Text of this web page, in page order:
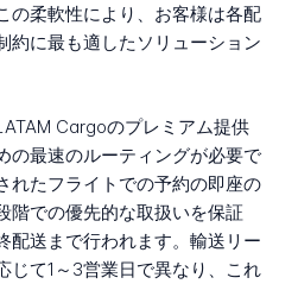
の柔軟性により、お客様は各配
約に最も適したソリューション
Cargoのプレミアム提供
の最速のルーティングが必要で
れたフライトでの予約の即座の
階での優先的な取扱いを保証
配送まで行われます。輸送リー
じて1～3営業日で異なり、これ